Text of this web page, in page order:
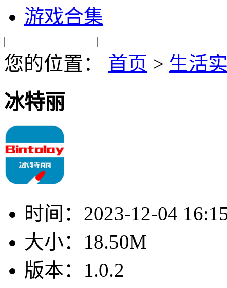
游戏合集
您的位置： 首页 > 生活
冰特丽
时间： 2023-12-04
大小： 18.50M
版本： 1.0.2